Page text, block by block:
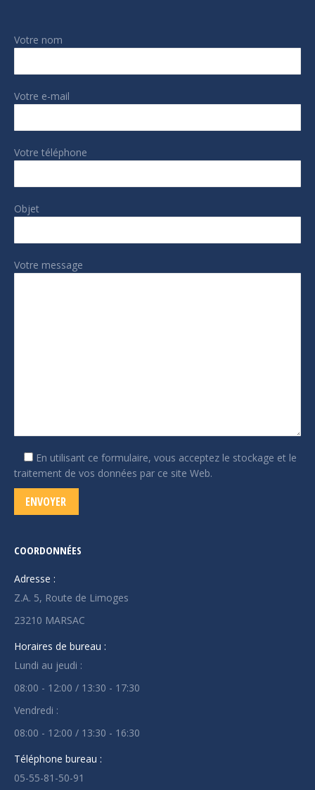
Votre nom
Votre e-mail
Votre téléphone
Objet
Votre message
En utilisant ce formulaire, vous acceptez le stockage et le
traitement de vos données par ce site Web.
COORDONNÉES
Adresse :
Z.A. 5, Route de Limoges
23210 MARSAC
Horaires de bureau :
Lundi au jeudi :
08:00 - 12:00 / 13:30 - 17:30
Vendredi :
08:00 - 12:00 / 13:30 - 16:30
Téléphone bureau :
05-55-81-50-91